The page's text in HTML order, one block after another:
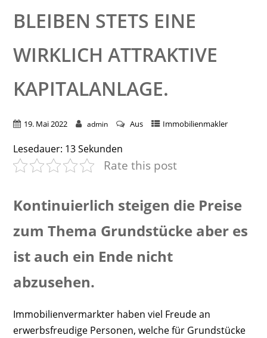
BLEIBEN STETS EINE
WIRKLICH ATTRAKTIVE
KAPITALANLAGE.
19. Mai 2022 admin Aus Immobilienmakler
Lesedauer: 13Sekunden
Rate this post
Kontinuierlich steigen die Preise
zum Thema Grundstücke aber es
ist auch ein Ende nicht
abzusehen.
Immobilienvermarkter haben viel Freude an
erwerbsfreudige Personen, welche für Grundstücke